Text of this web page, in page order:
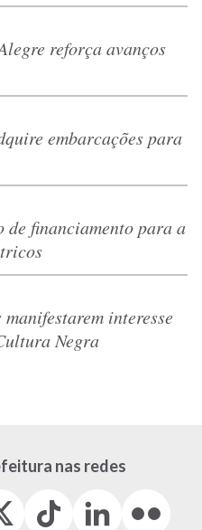
reforça avanços
embarcações para
financiamento para a
interesse
Negra
nas redes
Tiktok
(link
LinkedIn
(link
(link